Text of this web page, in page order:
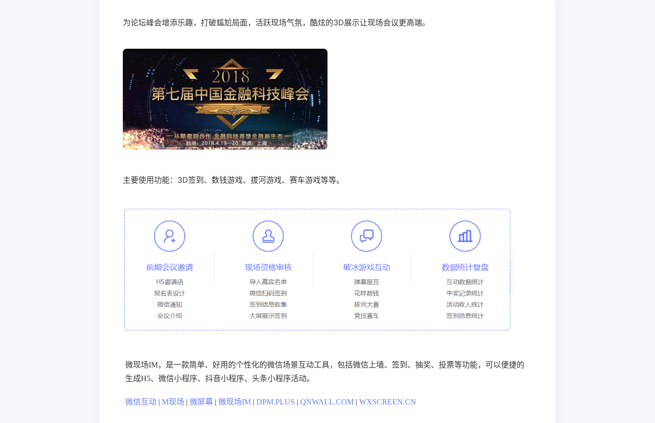
为论坛峰会增添乐趣，打破尴尬局面，活跃现场气氛，酷炫的3D展示让现场会议更高端。
主要使用功能：3D签到、数钱游戏、拔河游戏、赛车游戏等等。
微现场IM，是一款简单、好用的个性化的微信场景互动工具，包括微信上墙、签到、抽奖、投票等功能，可以便捷的
生成H5、微信小程序、抖音小程序、头条小程序活动。
微信互动 | M现场 | 微屏幕 | 微现场IM | DPM.PLUS | QNWALL.COM | WXSCREEN.CN